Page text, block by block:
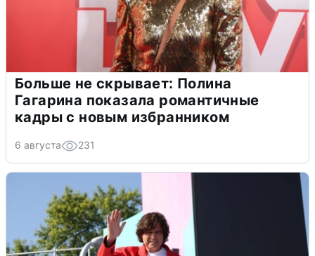
Больше не скрывает: Полина
Гагарина показала романтичные
кадры с новым избранником
6 августа 231